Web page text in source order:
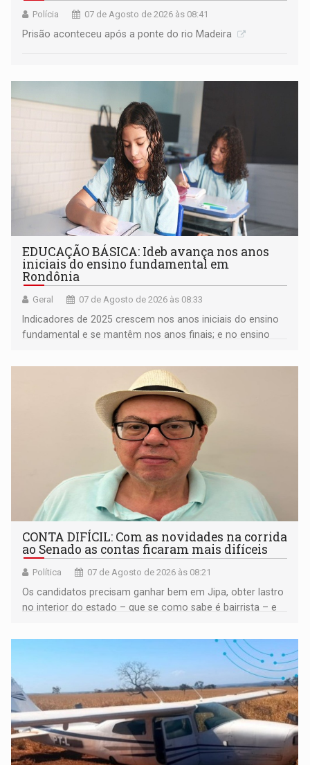
Polícia 07 de Agosto de 2026 às 08:41
Prisão aconteceu após a ponte do rio Madeira
EDUCAÇÃO BÁSICA: Ideb avança nos anos
iniciais do ensino fundamental em
Rondônia
Geral 07 de Agosto de 2026 às 08:33
Indicadores de 2025 crescem nos anos iniciais do ensino
fundamental e se mantêm nos anos finais; e no ensino
CONTA DIFÍCIL: Com as novidades na corrida
ao Senado as contas ficaram mais difíceis
Política 07 de Agosto de 2026 às 08:21
Os candidatos precisam ganhar bem em Jipa, obter lastro
no interior do estado – que se como sabe é bairrista – e
garantir